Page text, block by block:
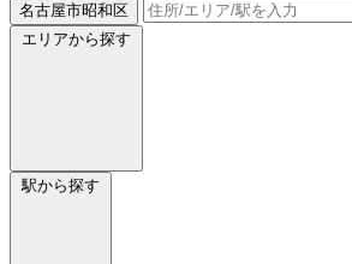
名古屋市昭和区
エリアから探す
駅から探す